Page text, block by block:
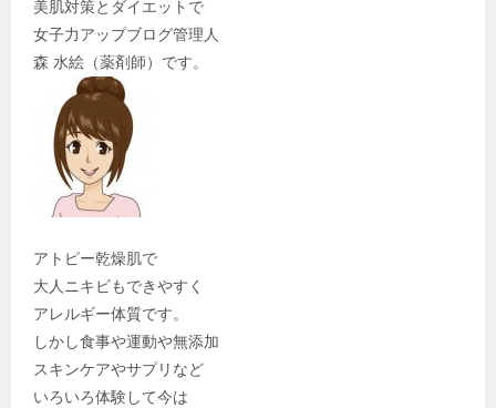
美肌対策とダイエットで
女子力アップブログ管理人
森 水絵（薬剤師）です。
アトピー乾燥肌で
大人ニキビもできやすく
アレルギー体質です。
しかし食事や運動や無添加
スキンケアやサプリなど
いろいろ体験して今は